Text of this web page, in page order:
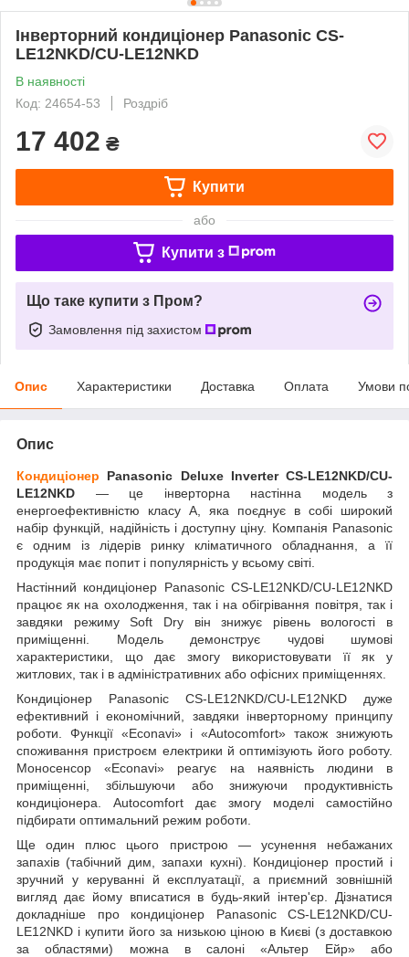
Інверторний кондиціонер Panasonic CS-
LE12NKD/CU-LE12NKD
В наявності
Код: 24654-53
Роздріб
17 402 ₴
Купити
або
Купити з
Що таке купити з Пром?
Замовлення під захистом
Опис Характеристики Доставка Оплата Умови
Опис
Кондиціонер Panasonic Deluxe Inverter CS-LE12NKD/CU-
LE12NKD — це інверторна настінна модель з
енергоефективністю класу А, яка поєднує в собі широкий
набір функцій, надійність і доступну ціну. Компанія Panasonic
є одним із лідерів ринку кліматичного обладнання, а її
продукція має попит і популярність у всьому світі.
Настінний кондиціонер Panasonic CS-LE12NKD/CU-LE12NKD
працює як на охолодження, так і на обігрівання повітря, так і
завдяки режиму Soft Dry він знижує рівень вологості в
приміщенні. Модель демонструє чудові шумові
характеристики, що дає змогу використовувати її як у
житлових, так і в адміністративних або офісних приміщеннях.
Кондиціонер Panasonic CS-LE12NKD/CU-LE12NKD дуже
ефективний і економічний, завдяки інверторному принципу
роботи. Функції «Econavi» і «Autocomfort» також знижують
споживання пристроєм електрики й оптимізують його роботу.
Моносенсор «Econavi» реагує на наявність людини в
приміщенні, збільшуючи або знижуючи продуктивність
кондиціонера. Autocomfort дає змогу моделі самостійно
підбирати оптимальний режим роботи.
Ще один плюс цього пристрою — усунення небажаних
запахів (табічний дим, запахи кухні). Кондиціонер простий і
зручний у керуванні й експлуатації, а приємний зовнішній
вигляд дає йому вписатися в будь-який інтер'єр. Дізнатися
докладніше про кондиціонер Panasonic CS-LE12NKD/CU-
LE12NKD і купити його за низькою ціною в Києві (з доставкою
за областями) можна в салоні «Альтер Ейр» або